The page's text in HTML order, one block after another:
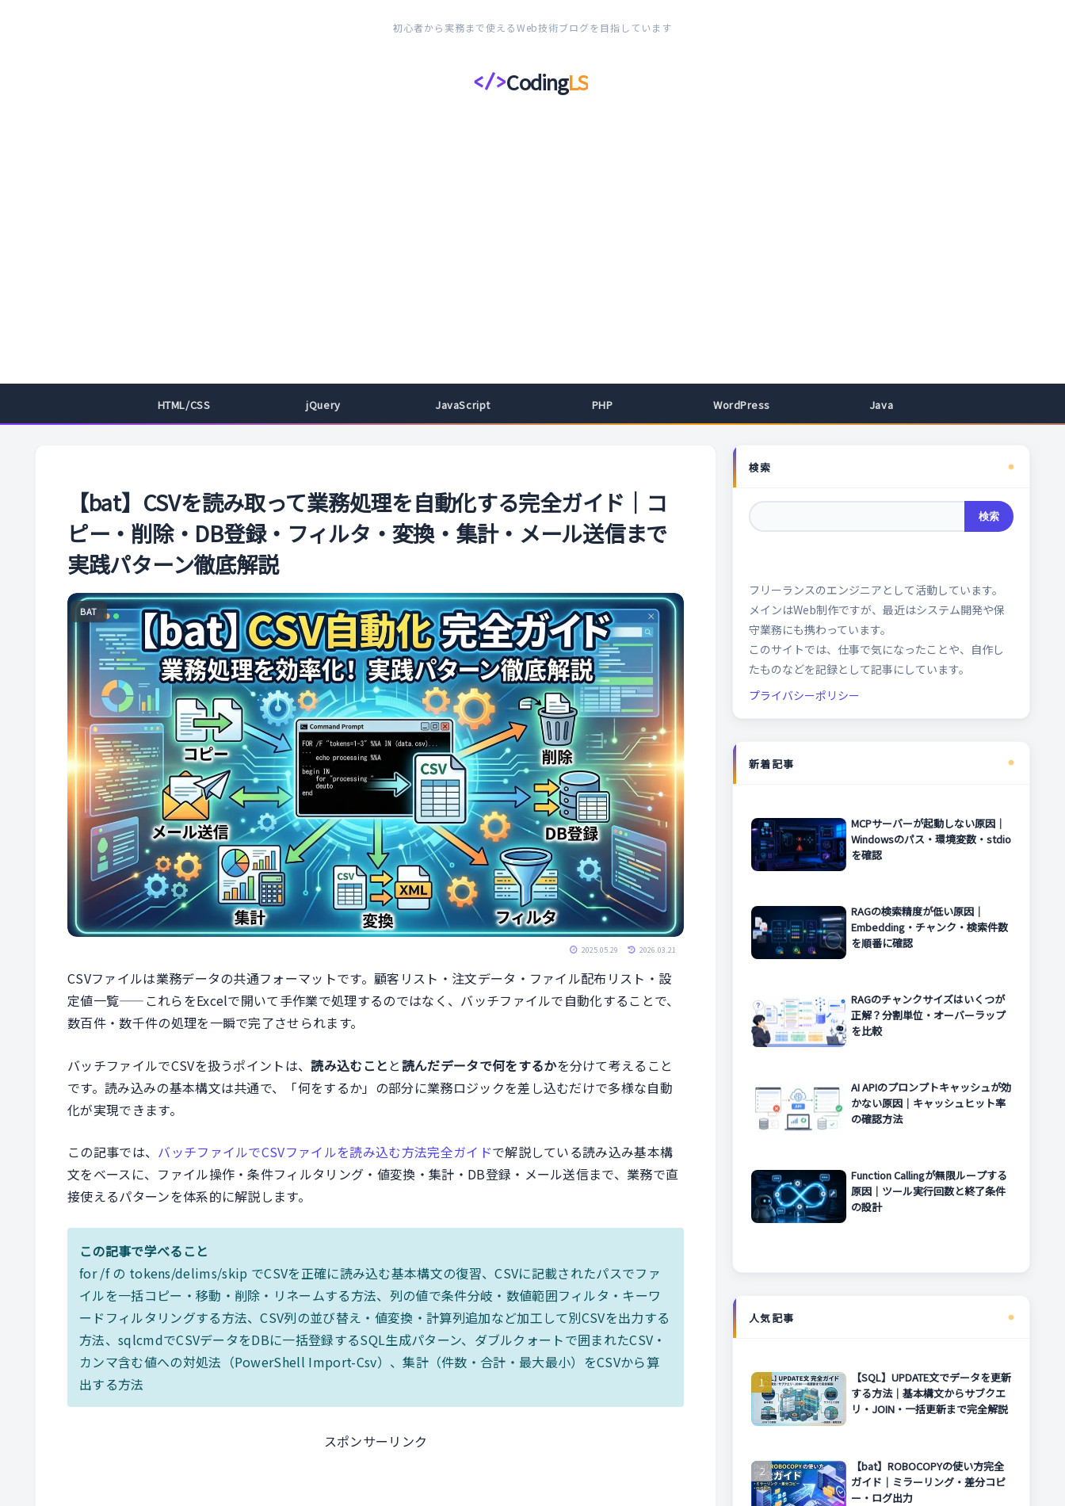
初心者から実務まで使えるWeb技術ブログを目指しています
</>CodingLS
コ
HTML/CSS jQuery JavaScript PHP WordPress Java
【bat】CSVを読み取って業務処理を自動化する完全ガイド｜コ
ピー・削除・DB登録・フィルタ・変換・集計・メール送信まで
実践パターン徹底解説
BAT
2025.05.29 2026.03.21
CSVファイルは業務データの共通フォーマットです。顧客リスト・注文データ・ファイル配布リスト・設
定値一覧——これらをExcelで開いて手作業で処理するのではなく、バッチファイルで自動化することで、
数百件・数千件の処理を一瞬で完了させられます。
バッチファイルでCSVを扱うポイントは、読み込むこと と読んだデータで何をするかを分けて考えること
です。読み込みの基本構文は共通で、「何をするか」の部分に業務ロジックを差し込むだけで多様な自動
化が実現できます。
この記事では、 バッチファイルでCSVファイルを読み込む方法完全ガイドで解説している読み込み基本構
文をベースに、ファイル操作・条件フィルタリング・値変換・集計・DB登録・メール送信まで、業務で直
接使えるパターンを体系的に解説します。
この記事で学べること
for /f の tokens/delims/skip でCSVを正確に読み込む基本構文の復習、CSVに記載されたパスでファ
イルを一括コピー・移動・削除・リネームする方法、列の値で条件分岐・数値範囲フィルタ・キーワ
ードフィルタリングする方法、CSV列の並び替え・値変換・計算列追加など加工して別CSVを出力する
方法、sqlcmdでCSVデータをDBに一括登録するSQL生成パターン、ダブルクォートで囲まれたCSV・
カンマ含む値への対処法（PowerShell Import-Csv）、集計（件数・合計・最大最小）をCSVから算
出する方法
スポンサーリンク
検索
検索
フリーランスのエンジニアとして活動しています。
メインはWeb制作ですが、最近はシステム開発や保
守業務にも携わっています。
このサイトでは、仕事で気になったことや、自作し
たものなどを記録として記事にしています。
プライバシーポリシー
新着記事
MCPサーバーが起動しない原因｜
Windowsのパス・環境変数・stdio
を確認
RAGの検索精度が低い原因｜
Embedding・チャンク・検索件数
を順番に確認
RAGのチャンクサイズはいくつが
正解？分割単位・オーバーラップ
を比較
AI APIのプロンプトキャッシュが効
かない原因｜キャッシュヒット率
の確認方法
Function Callingが無限ループする
原因｜ツール実行回数と終了条件
の設計
人気記事
【SQL】UPDATE文でデータを更新
する方法｜基本構文からサブクエ
リ・JOIN・一括更新まで完全解説
【bat】ROBOCOPYの使い方完全
ガイド｜ミラーリング・差分コピ
ー・ログ出力